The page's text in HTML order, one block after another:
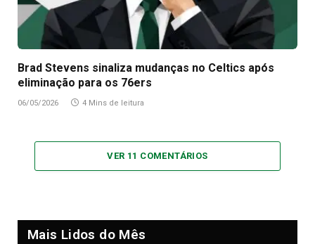
Brad Stevens sinaliza mudanças no Celtics após
eliminação para os 76ers
06/05/2026 4 Mins de leitura
VER 11 COMENTÁRIOS
Mais Lidos do Mês